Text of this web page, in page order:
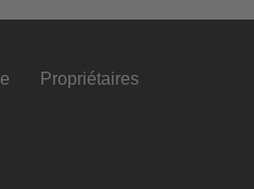
Propriétaires